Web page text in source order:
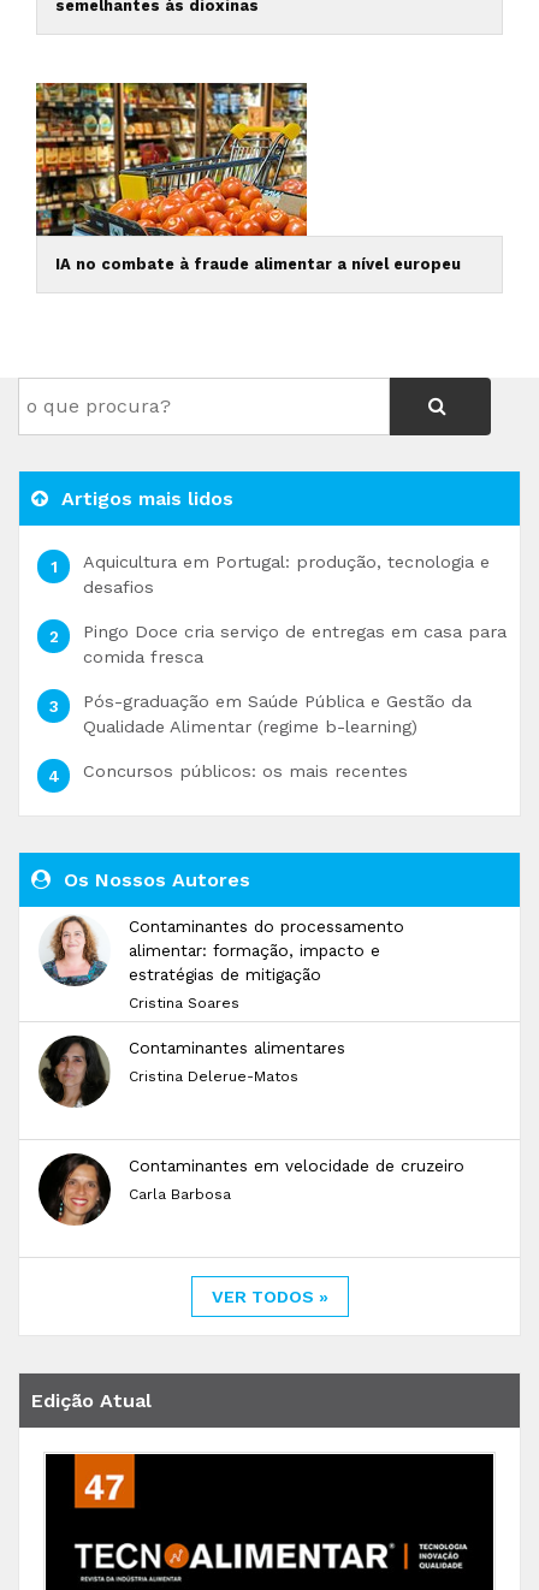
semelhantes às dioxinas
IA no combate à fraude alimentar a nível europeu
Artigos mais lidos
Aquicultura em Portugal: produção, tecnologia e
desafios
Pingo Doce cria serviço de entregas em casa para
comida fresca
Pós-graduação em Saúde Pública e Gestão da
Qualidade Alimentar (regime b-learning)
Concursos públicos: os mais recentes
Os Nossos Autores
Contaminantes do processamento
alimentar: formação, impacto e
estratégias de mitigação
Cristina Soares
Contaminantes alimentares
Cristina Delerue-Matos
Contaminantes em velocidade de cruzeiro
Carla Barbosa
VER TODOS »
Edição Atual